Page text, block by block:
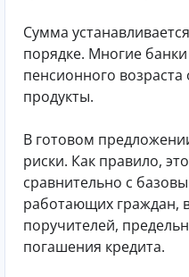
Сумма
порядке. Многие
пенсионного
продукты.
В готовом
риски. Как правило,
сравнительно с
работающих граждан,
поручителей,
погашения кредита.